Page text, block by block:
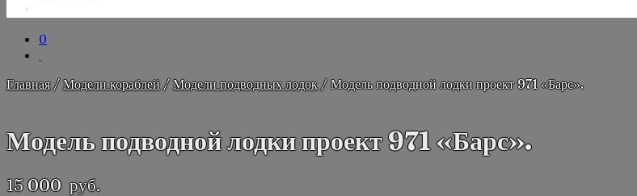
0
Главная/Модели кораблей /Модели подводных лодок/ Модель подводной лодки проект 971 «Барс».
Модель подводной лодки проект 971 «Барс».
15 000 руб.